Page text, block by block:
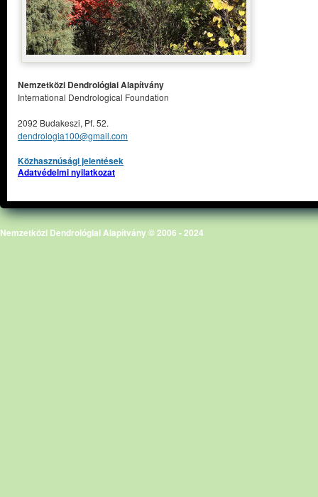
Nemzetközi Dendrológiai Alapítvány
International Dendrological Foundation
2092 Budakeszi, Pf. 52.
dendrologia100@gmail.com
Közhasznúsági jelentések
Adatvédelmi nyilatkozat
Nemzetközi Dendrológiai Alapítvány © 2006 - 2024